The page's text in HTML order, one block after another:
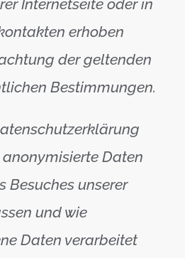
Internetseite oder in
erhoben
der geltenden
Bestimmungen.
Daten
Besuches unserer
und wie
Daten verarbeitet